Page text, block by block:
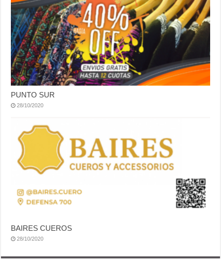
PUNTO SUR
28/10/2020
BAIRES CUEROS
28/10/2020